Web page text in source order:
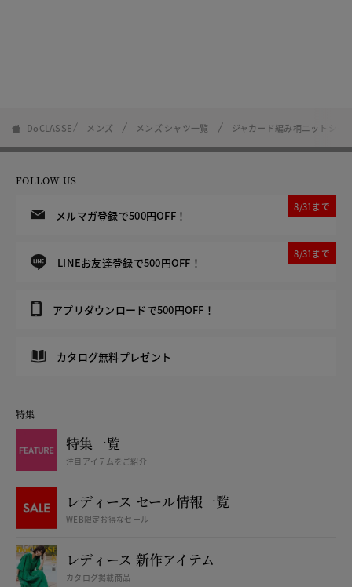
DoCLASSE メンズ メンズ シャツ一覧 ジャカード編み柄ニットシャ
FOLLOW US
メルマガ登録で500円OFF！
8/31まで
LINEお友達登録で500円OFF！
8/31まで
アプリダウンロードで500円OFF！
カタログ無料プレゼント
特集
特集一覧
注目アイテムをご紹介
レディース セール情報一覧
WEB限定お得なセール
レディース 新作アイテム
カタログ掲載商品